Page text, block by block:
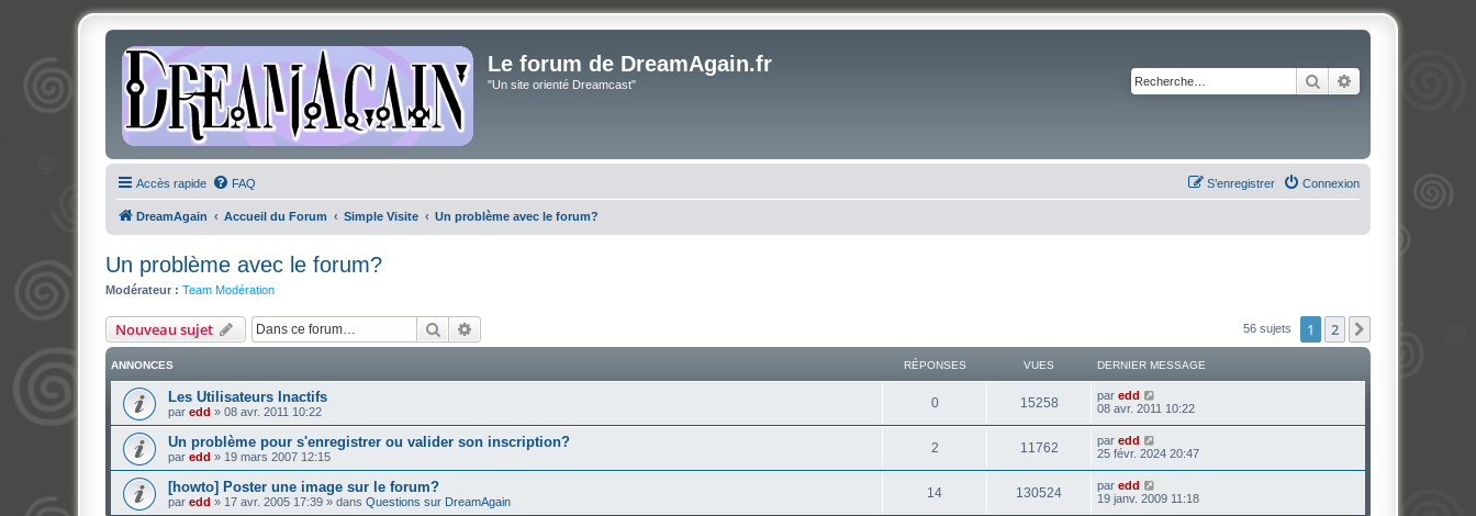
Le forum de DreamAgain.fr
"Un site orienté Dreamcast" Rechercher
Accès rapide FAQ Connexion
S’enregistrer
DreamAgain Accueil du Forum Simple Visite Un problème avec le forum?
Un problème avec le forum?
Modérateur : Team Modération
Nouveau sujet Rechercher 56 sujets 1 2
ANNONCES RÉPONSES VUES DERNIER MESSAGE
Les Utilisateurs Inactifs
par edd » 08 avr. 2011 10:22
0 15258 par edd
08 avr. 2011 10:22
Un problème pour s'enregistrer ou valider son inscription?
par edd » 19 mars 2007 12:15
2 11762 par edd
25 févr. 2024 20:47
[howto] Poster une image sur le forum?
par edd » 17 avr. 2005 17:39 » dans Questions sur DreamAgain
14 130524 par edd
19 janv. 2009 11:18